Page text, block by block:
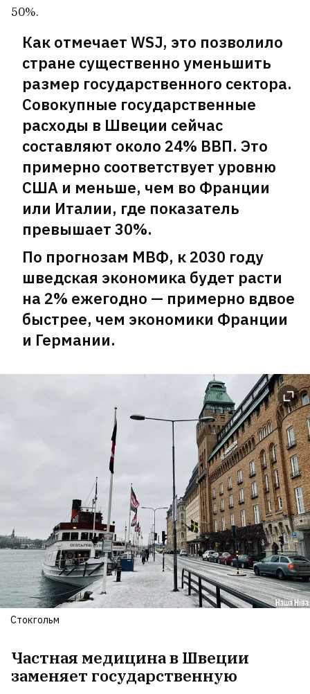
50%.
Как отмечает WSJ, это позволило
стране существенно уменьшить
размер государственного сектора.
Совокупные государственные
расходы в Швеции сейчас
составляют около 24% ВВП. Это
примерно соответствует уровню
США и меньше, чем во Франции
или Италии, где показатель
превышает 30%.
По прогнозам МВФ, к 2030 году
шведская экономика будет расти
на 2% ежегодно — примерно вдвое
быстрее, чем экономики Франции
и Германии.
Стокгольм
Частная медицина в Швеции
заменяет государственную